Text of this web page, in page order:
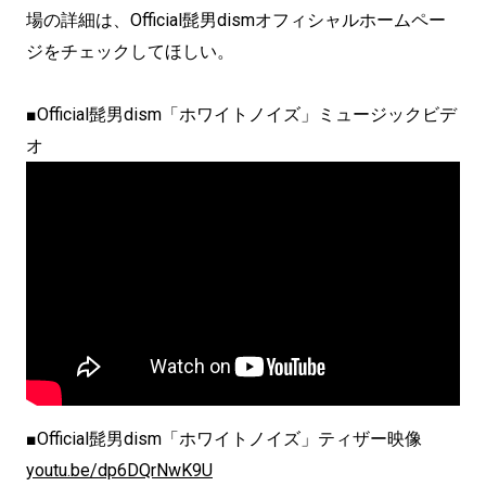
場の詳細は、Official髭男dismオフィシャルホームペー
ジをチェックしてほしい。
■Official髭男dism「ホワイトノイズ」ミュージックビデ
オ
■Official髭男dism「ホワイトノイズ」ティザー映像
youtu.be/dp6DQrNwK9U